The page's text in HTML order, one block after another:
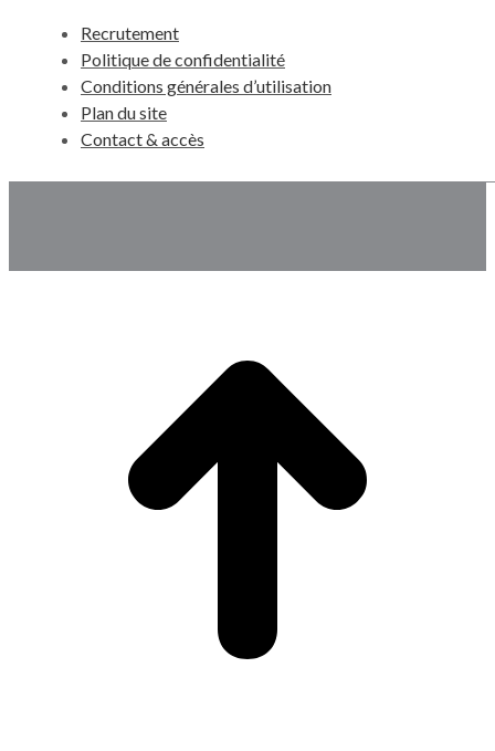
Recrutement
Politique de confidentialité
Conditions générales d’utilisation
Plan du site
Contact & accès